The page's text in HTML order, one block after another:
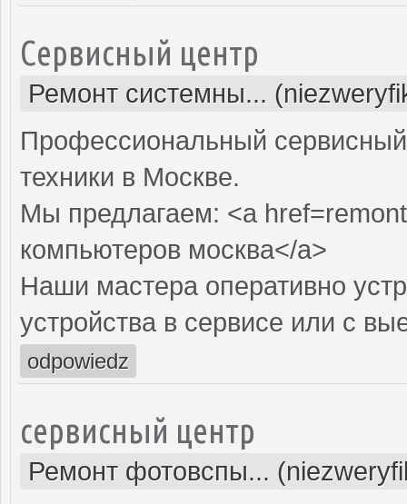
Сервисный центр
Ремонт системны...
Профессиональный
техники в Москве.
Мы предлагаем: <a
компьютеров москва</a>
Наши мастера оперативно
устройства в сервисе или с
odpowiedz
сервисный центр
Ремонт фотовспы...